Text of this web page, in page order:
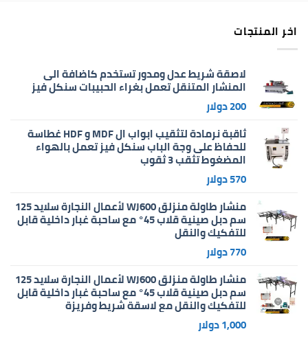
اخر المنتجات
لاصقة شريط عدل ومدور تستخدم كاضافة الى
المنشار المتنقل تعمل بغراء الحبيبات سنكل فيز
200دولار
ثاقبة نرمادة لتثقيب ابواب ال MDF و HDF غطاسة
للحفاظ على وجة الباب سنكل فيز تعمل بالهواء
المضغوط تثقب 3 ثقوب
570دولار
منشار طاولة منزلق WJ600 لأعمال النجارة سلايد 125
سم دبل صينية قلاب 45° مع ساحبة غبار داخلية قابل
للتفكيك والنقل
770دولار
منشار طاولة منزلق WJ600 لأعمال النجارة سلايد 125
سم دبل صينية قلاب 45° مع ساحبة غبار داخلية قابل
للتفكيك والنقل مع لاسقة شريط وفريزة
1,000دولار